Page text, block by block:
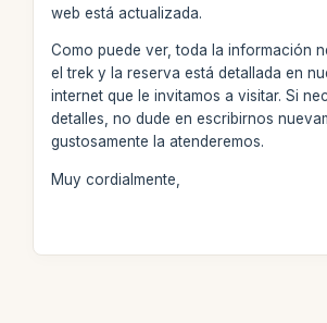
web está actualizada.
Como puede ver, toda la información
el trek y la reserva está detallada en
internet que le invitamos a visitar. Si
detalles, no dude en escribirnos
gustosamente la atenderemos.
Muy cordialmente,